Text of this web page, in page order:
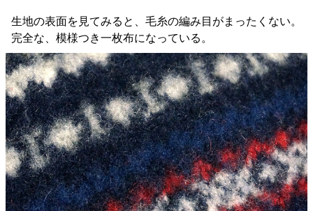
生地の表面を見てみると、毛糸の編み目がまったくない。
完全な、模様つき一枚布になっている。